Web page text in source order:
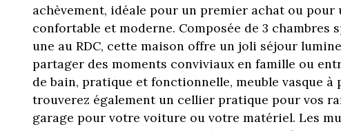
achèvement, idéale pour un premier achat ou pour
confortable et moderne. Composée de 3 chambres
une au RDC, cette maison offre un joli séjour
partager des moments conviviaux en famille ou
de bain, pratique et fonctionnelle, meuble vasque à
trouverez également un cellier pratique pour vos
garage pour votre voiture ou votre matériel. Les